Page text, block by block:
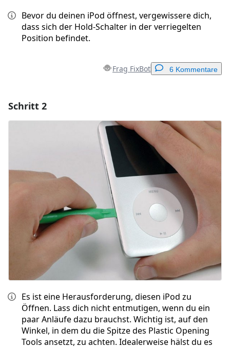
Bevor du deinen iPod öffnest, vergewissere dich,
dass sich der Hold-Schalter in der verriegelten
Position befindet.
Frag FixBot 6 Kommentare
Kommentar hinzufügen
Abbrechen Kommentieren
Schritt 2
Es ist eine Herausforderung, diesen iPod zu
Öffnen. Lass dich nicht entmutigen, wenn du ein
paar Anläufe dazu brauchst. Wichtig ist, auf den
Winkel, in dem du die Spitze des Plastic Opening
Tools ansetzt, zu achten. Idealerweise hälst du es